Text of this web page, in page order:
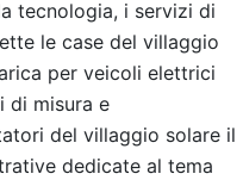
tecnologia, i servizi di
le case del villaggio
per veicoli elettrici
di misura e
del villaggio solare il
dedicate al tema